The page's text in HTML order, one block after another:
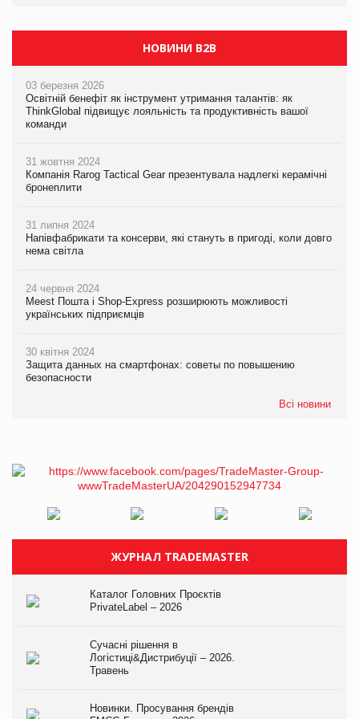
НОВИНИ B2B
03 березня 2026
Освітній бенефіт як інструмент утримання талантів: як
ThinkGlobal підвищує лояльність та продуктивність вашої
команди
31 жовтня 2024
Компанія Rarog Tactical Gear презентувала надлегкі керамічні
бронеплити
31 липня 2024
Напівфабрикати та консерви, які стануть в пригоді, коли довго
нема світла
24 червня 2024
Meest Пошта і Shop-Express розширюють можливості
українських підприємців
30 квітня 2024
Защита данных на смартфонах: советы по повышению
безопасности
Всі новини
ЖУРНАЛ TRADEMASTER
Каталог Головних Проєктів
PrivateLabel – 2026
Сучасні рішення в
Логістиці&Дистрибуції – 2026.
Травень
Новинки. Просування брендів